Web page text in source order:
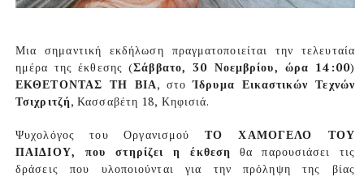
Μια σημαντική εκδήλωση πραγματοποιείται την τελευταία
ημέρα της έκθεσης (Σάββατο, 30 Νοεμβρίου, ώρα 14:00)
ΕΚΘΕΤΟΝΤΑΣ ΤΗ ΒΙΑ, στοΊδρυμα Εικαστικών Τεχνών
Τσιχριτζή, Κασσαβέτη 18, Κηφισιά.
Ψυχολόγος του Οργανισμού ΤΟ ΧΑΜΟΓΕΛΟ ΤΟΥ
ΠΑΙΔΙΟΥ, που στηρίζει η έκθεση θα παρουσιάσει τις
δράσεις που υλοποιούνται για την πρόληψη της βίας